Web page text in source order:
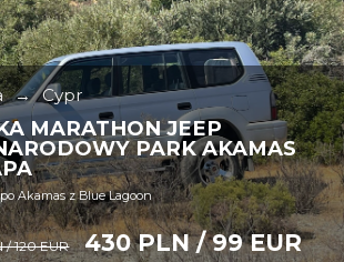
→ Cypr
MARATHON JEEP
PARK AKAMAS
Akamas z Blue Lagoon
/ 120 EUR 430 PLN / 99 EUR